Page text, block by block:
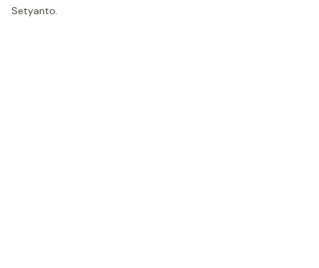
Setyanto.